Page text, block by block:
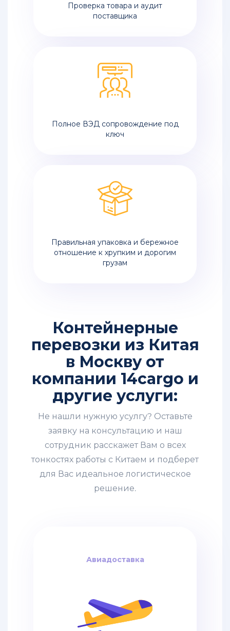
Проверка товара и аудит
поставщика
Полное ВЭД сопровождение под
ключ
Правильная упаковка и бережное
отношение к хрупким и дорогим
грузам
Контейнерные
перевозки из Китая
в Москву от
компании 14cargo и
другие услуги:
Не нашли нужную усулгу? Оставьте
заявку на консультацию и наш
сотрудник расскажет Вам о всех
тонкостях работы с Китаем и подберет
для Вас идеальное логистическое
решение.
Авиадоставка
Авиадоставка
Авиадоставка из Китая – это
самый быстрый вариант